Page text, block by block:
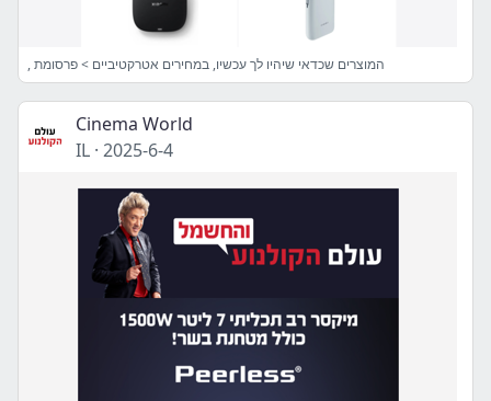
, המוצרים שכדאי שיהיו לך עכשיו, במחירים אטרקטיביים > פרסומת
Cinema World
IL · 2025-6-4